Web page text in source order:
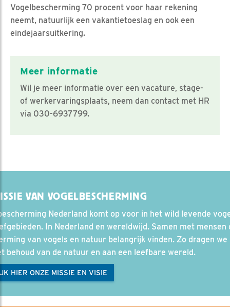
Vogelbescherming 70 procent voor haar rekening
neemt, natuurlijk een vakantietoeslag en ook een
eindejaarsuitkering.
Meer informatie
Wil je meer informatie over een vacature, stage-
of werkervaringsplaats, neem dan contact met HR
via 030-6937799.
VAN VOGELBESCHERMING
Nederland komt op voor in het wild levende
In Nederland en wereldwijd. Samen met mensen
van vogels en natuur belangrijk vinden. Zo dragen we
behoud van de natuur en aan een leefbare wereld.
HIER ONZE MISSIE EN VISIE